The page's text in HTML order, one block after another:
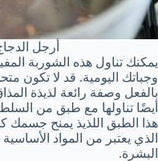
أرجل
يمكنك تناول هذه الشوربة
وجباتك اليومية. قد لا تكون
بالفعل وصفة رائعة لذيذة
أيضًا تناولها مع طبق من
هذا الطبق اللذيذ يمنح جسمك
الذي يعتبر من المواد
البشرة.